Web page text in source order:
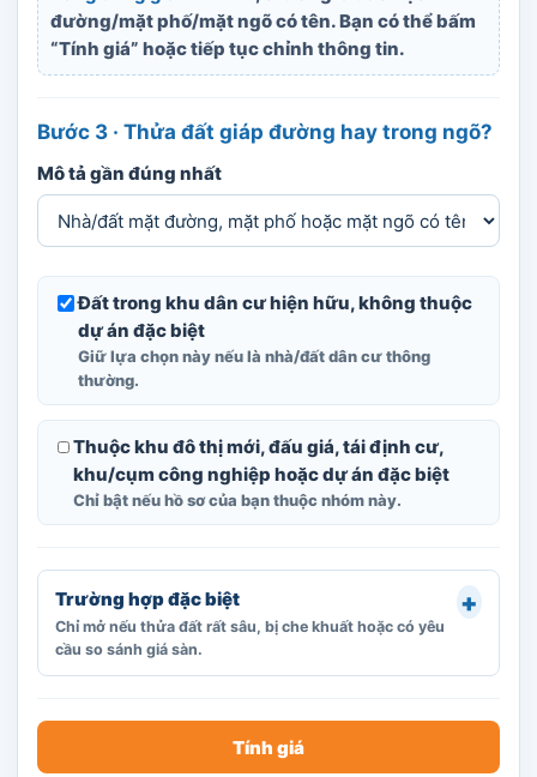
đường/mặt phố/mặt ngõ có tên. Bạn có thể bấm
“Tính giá” hoặc tiếp tục chỉnh thông tin.
Bước 3 · Thửa đất giáp đường hay trong ngõ?
Mô tả gần đúng nhất
Đất trong khu dân cư hiện hữu, không thuộc
dự án đặc biệt
Giữ lựa chọn này nếu là nhà/đất dân cư thông
thường.
Thuộc khu đô thị mới, đấu giá, tái định cư,
khu/cụm công nghiệp hoặc dự án đặc biệt
Chỉ bật nếu hồ sơ của bạn thuộc nhóm này.
Trường hợp đặc biệt
Chỉ mở nếu thửa đất rất sâu, bị che khuất hoặc có yêu
cầu so sánh giá sàn.
Tính giá